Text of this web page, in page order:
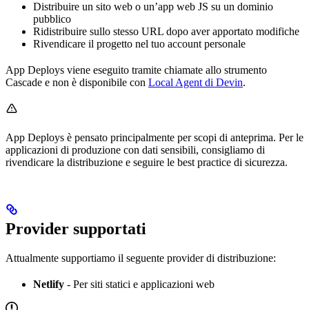
Distribuire un sito web o un’app web JS su un dominio
pubblico
Ridistribuire sullo stesso URL dopo aver apportato modifiche
Rivendicare il progetto nel tuo account personale
App Deploys viene eseguito tramite chiamate allo strumento
Cascade e non è disponibile con Local Agent di Devin.
App Deploys è pensato principalmente per scopi di anteprima. Per le
applicazioni di produzione con dati sensibili, consigliamo di
rivendicare la distribuzione e seguire le best practice di sicurezza.
Provider supportati
Attualmente supportiamo il seguente provider di distribuzione:
Netlify - Per siti statici e applicazioni web